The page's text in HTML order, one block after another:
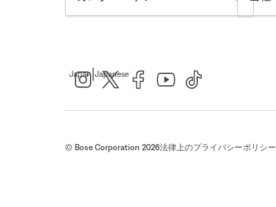
Japan Japanese
© Bose Corporation 2026法律上のプライバシーポリシー